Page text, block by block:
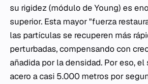
su rigidez (módulo de Young) es
superior. Esta mayor "fuerza
las partículas se recuperen más
perturbadas, compensando con
añadida por la densidad. Por eso,
acero a casi 5.000 metros por